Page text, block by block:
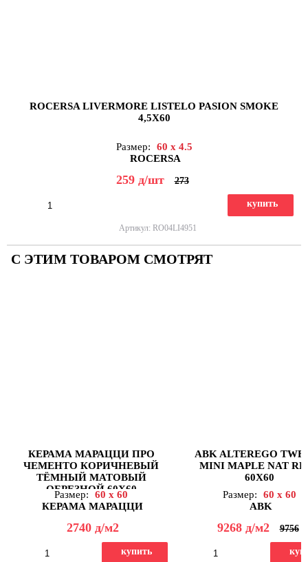
ROCERSA LIVERMORE LISTELO PASION SMOKE
4,5X60
Размер:
60 x 4.5
ROCERSA
259 д/шт 273
купить
Артикул: RO04LI4951
С ЭТИМ ТОВАРОМ СМОТРЯТ
КЕРАМА МАРАЦЦИ ПРО
ЧЕМЕНТО КОРИЧНЕВЫЙ
ТЁМНЫЙ МАТОВЫЙ
ОБРЕЗНОЙ 60X60
Размер:
60 x 60
КЕРАМА МАРАЦЦИ
2740 д/м2
купить
ABK ALTEREGO
MINI MAPLE NAT
60X60
Размер:
60 x 60
ABK
9268 д/м2 9756